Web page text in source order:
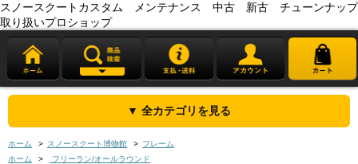
スノースクートカスタム メンテナンス 中古 新古 チューンナップ
取り扱いプロショップ
▼ 全カテゴリを見る
ホーム > スノースクート博物館 > フレーム
ホーム
>
フリーラン/オールラウンド